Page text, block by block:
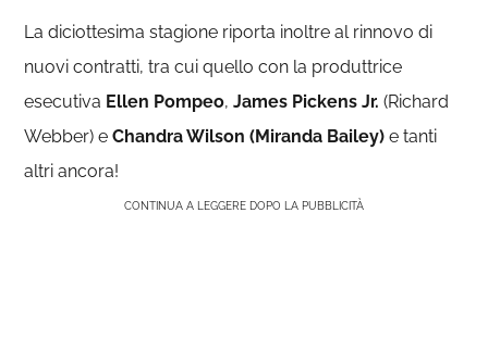
La diciottesima stagione riporta inoltre al rinnovo di
nuovi contratti, tra cui quello con la produttrice
esecutiva Ellen Pompeo,James Pickens Jr. (Richard
Webber) eChandra Wilson (Miranda Bailey)e tanti
altri ancora!
CONTINUA A LEGGERE DOPO LA PUBBLICITÀ